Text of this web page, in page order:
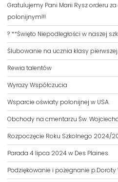
Gratulujemy Pani Marii Rysz orderu
polonijnym!!!
? **Święto Niepodległości w naszej
Ślubowanie na ucznia klasy pierwszej.
Rewia talentów
Wyrazy Współczucia
Wsparcie oświaty polonijnej w USA.
Obchody na cmentarzu Św.
Rozpoczęcie Roku Szkolnego 2024/
Parada 4 lipca 2024 w Des Plaines.
Podziękowanie i pożegnanie p.Doroty